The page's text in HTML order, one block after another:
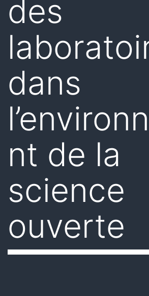
des
dans
nt de la
science
ouverte